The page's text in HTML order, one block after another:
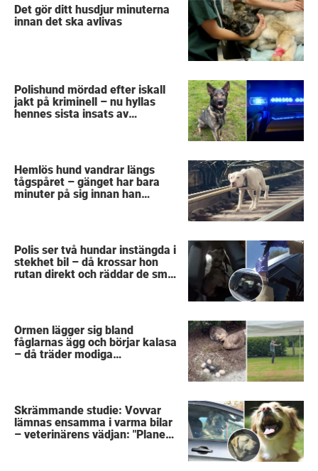
Det gör ditt husdjur minuterna
innan det ska avlivas
Polishund mördad efter iskall
jakt på kriminell – nu hyllas
hennes sista insats av
Hemlös hund vandrar längs
tågspåret – gänget har bara
minuter på sig innan han
Polis ser två hundar instängda i
stekhet bil – då krossar hon
rutan direkt och räddar de små
Ormen lägger sig bland
fåglarnas ägg och börjar kalasa
– då träder modiga
Skrämmande studie: Vovvar
lämnas ensamma i varma bilar
– veterinärens vädjan: "Planera